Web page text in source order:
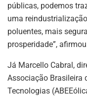
públicas, podemos
uma
poluentes, mais
prosperidade”,
Já Marcello Cabral,
Associação Brasileira
Tecnologias
Fique